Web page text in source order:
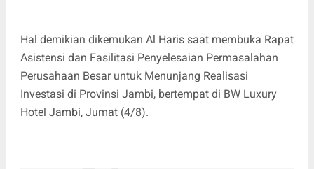
Hal demikian dikemukan Al Haris saat membuka Rapat
Asistensi dan Fasilitasi Penyelesaian Permasalahan
Perusahaan Besar untuk Menunjang Realisasi
Investasi di Provinsi Jambi, bertempat di BW Luxury
Hotel Jambi, Jumat (4/8).